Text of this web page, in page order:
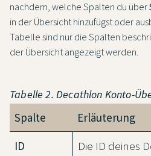
nachdem, welche Spalten du über
in der Übersicht hinzufügst oder
Tabelle sind nur die Spalten
der Übersicht angezeigt werden.
Tabelle 2. Decathlon Konto-
Spalte
Erläuterung
ID
Die ID deines